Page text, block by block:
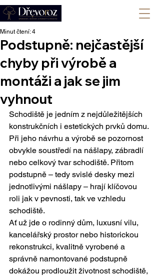
Podstupně: nejčastější
chyby při výrobě a
montáži a jak se jim
vyhnout
Minut čtení: 4
Schodiště je jedním z nejdůležitějších
konstrukčních i estetických prvků domu.
Při jeho návrhu a výrobě se pozornost
obvykle soustředí na nášlapy, zábradlí
nebo celkový tvar schodiště. Přitom
podstupně – tedy svislé desky mezi
jednotlivými nášlapy – hrají klíčovou
roli jak v pevnosti, tak ve vzhledu
schodiště.
Ať už jde o rodinný dům, luxusní vilu,
kancelářský prostor nebo historickou
rekonstrukci, kvalitně vyrobené a
správně namontované podstupně
dokážou prodloužit životnost schodiště,